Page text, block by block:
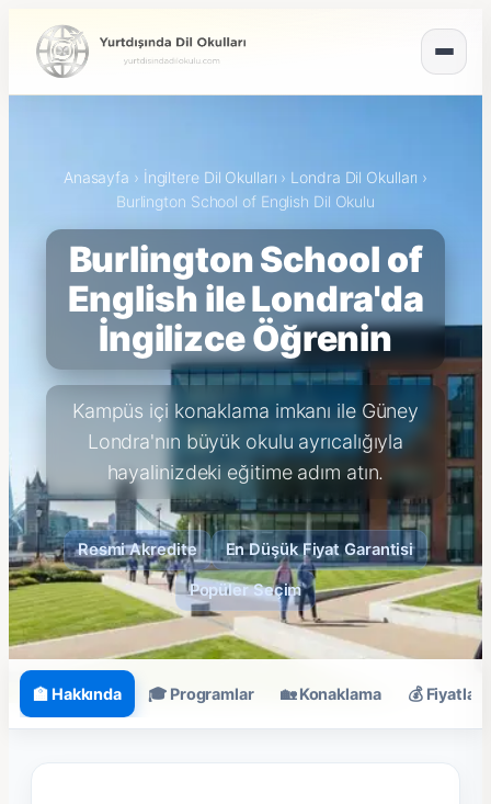
Anasayfa › İngiltere Dil Okulları › Londra Dil Okulları ›
Burlington School of English Dil Okulu
Burlington School of
English ile Londra'da
İngilizce Öğrenin
Kampüs içi konaklama imkanı ile Güney
Londra'nın büyük okulu ayrıcalığıyla
hayalinizdeki eğitime adım atın.
Resmi Akredite En Düşük Fiyat Garantisi
Popüler Seçim
🏫 Hakkında 🎓 Programlar 🏡 Konaklama 💰 Fiyatlar